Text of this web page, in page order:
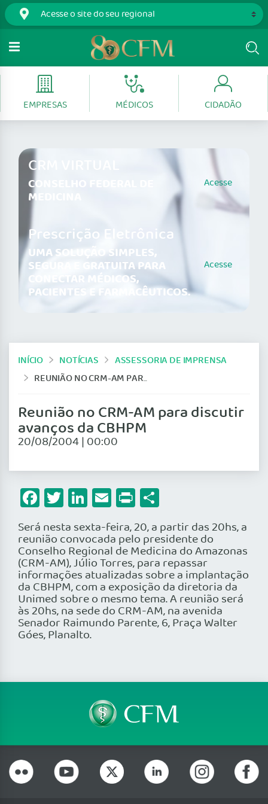
EMPRESAS MÉDICOS CIDADÃO
CRM VIRTUAL
CONSELHO FEDERAL DE
MEDICINA
Acesse
Prescrição Eletrônica
UMA SOLUÇÃO SIMPLES,
SEGURA E GRATUITA PARA
CONECTAR MÉDICOS,
PACIENTES E FARMACÊUTICOS.
Acesse
INÍCIO NOTÍCIAS
ASSESSORIA DE IMPRENSA
REUNIÃO NO CRM-AM PARA DISCUTIR AVANÇOS DA CBHPM
Reunião no CRM-AM para discutir
avanços da CBHPM
20/08/2004 | 00:00
Facebook
Twitter
LinkedIn
Email
Print
Será nesta sexta-feira, 20, a partir das 20hs, a
reunião convocada pelo presidente do
Conselho Regional de Medicina do Amazonas
(CRM-AM), Júlio Torres, para repassar
informações atualizadas sobre a implantação
da CBHPM, com a exposição da diretoria da
Unimed sobre o mesmo tema. A reunião será
às 20hs, na sede do CRM-AM, na avenida
Senador Raimundo Parente, 6, Praça Walter
Góes, Planalto.